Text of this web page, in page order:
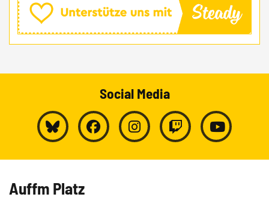
Social Media
Auffm Platz